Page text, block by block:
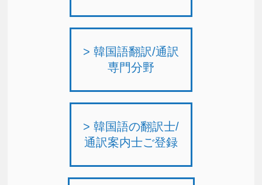
> 韓国語翻訳/通訳
専門分野
> 韓国語の翻訳士/
通訳案内士ご登録